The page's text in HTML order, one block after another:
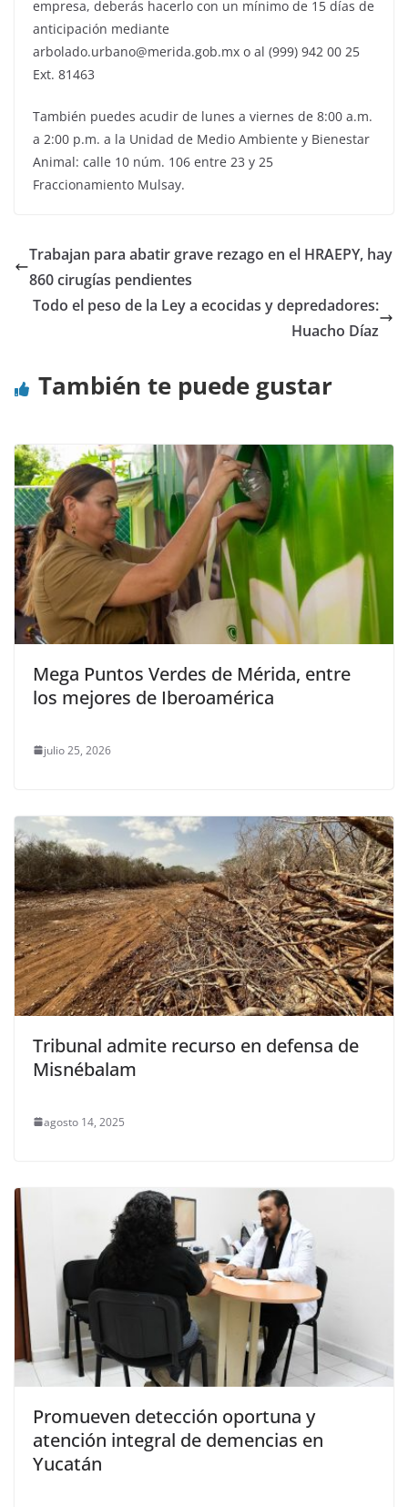
empresa, deberás hacerlo con un mínimo de 15 días de
anticipación mediante
arbolado.urbano@merida.gob.mx o al (999) 942 00 25
Ext. 81463
También puedes acudir de lunes a viernes de 8:00 a.m.
a 2:00 p.m. a la Unidad de Medio Ambiente y Bienestar
Animal: calle 10 núm. 106 entre 23 y 25
Fraccionamiento Mulsay.
Trabajan para abatir grave rezago en el HRAEPY, hay
860 cirugías pendientes
Todo el peso de la Ley a ecocidas y depredadores:
Huacho Díaz
También te puede gustar
Mega Puntos Verdes de Mérida, entre
los mejores de Iberoamérica
julio 25, 2026
Tribunal admite recurso en defensa de
Misnébalam
agosto 14, 2025
Promueven detección oportuna y
atención integral de demencias en
Yucatán